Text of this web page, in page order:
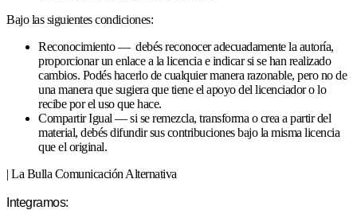
Bajo las siguientes condiciones:
Reconocimiento — debés reconocer adecuadamente la autoría,
proporcionar un enlace a la licencia e indicar si se han realizado
cambios. Podés hacerlo de cualquier manera razonable, pero no de
una manera que sugiera que tiene el apoyo del licenciador o lo
recibe por el uso que hace.
Compartir Igual — si se remezcla, transforma o crea a partir del
material, debés difundir sus contribuciones bajo la misma licencia
que el original.
| La Bulla Comunicación Alternativa
Integramos: